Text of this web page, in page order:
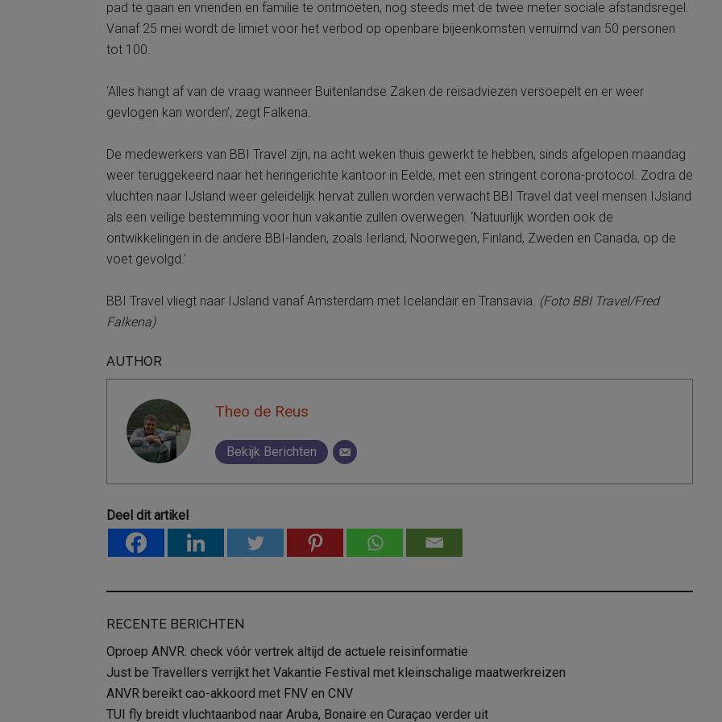
pad te gaan en vrienden en familie te ontmoeten, nog steeds met de twee meter sociale afstandsregel.
Vanaf 25 mei wordt de limiet voor het verbod op openbare bijeenkomsten verruimd van 50 personen
tot 100.
‘Alles hangt af van de vraag wanneer Buitenlandse Zaken de reisadviezen versoepelt en er weer
gevlogen kan worden’, zegt Falkena.
De medewerkers van BBI Travel zijn, na acht weken thuis gewerkt te hebben, sinds afgelopen maandag
weer teruggekeerd naar het heringerichte kantoor in Eelde, met een stringent corona-protocol. Zodra de
vluchten naar IJsland weer geleidelijk hervat zullen worden verwacht BBI Travel dat veel mensen IJsland
als een veilige bestemming voor hun vakantie zullen overwegen. ‘Natuurlijk worden ook de
ontwikkelingen in de andere BBI-landen, zoals Ierland, Noorwegen, Finland, Zweden en Canada, op de
voet gevolgd.’
BBI Travel vliegt naar IJsland vanaf Amsterdam met Icelandair en Transavia. (Foto BBI Travel/Fred
Falkena)
AUTHOR
Theo de Reus
Bekijk Berichten
Deel dit artikel
RECENTE BERICHTEN
Oproep ANVR: check vóór vertrek altijd de actuele reisinformatie
Just be Travellers verrijkt het Vakantie Festival met kleinschalige maatwerkreizen
ANVR bereikt cao-akkoord met FNV en CNV
TUI fly breidt vluchtaanbod naar Aruba, Bonaire en Curaçao verder uit